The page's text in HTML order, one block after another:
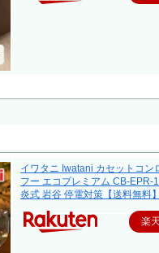
イワタニ Iwatani カセットコン
フー エコプレミアム CB-EPR-
炎式 岩谷 停電対策【送料無料
楽